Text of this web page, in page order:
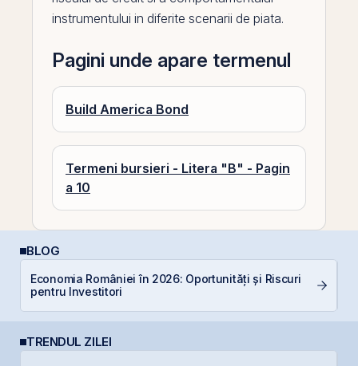
instrumentului in diferite scenarii de piata.
Pagini unde apare termenul
Build America Bond
Termeni bursieri - Litera "B" - Pagin
a 10
BLOG
Economia României în 2026: Oportunități și Riscuri
pentru Investitori
TRENDUL ZILEI